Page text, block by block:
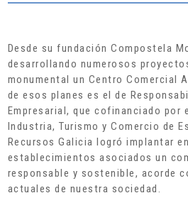
Desde su fundación Compostela
desarrollando numerosos
monumental un Centro Comercial
de esos planes es el de
Empresarial, que cofinanciado por
Industria, Turismo y Comercio de
Recursos Galicia logró implantar
establecimientos asociados un
responsable y sostenible, acorde
actuales de nuestra sociedad.